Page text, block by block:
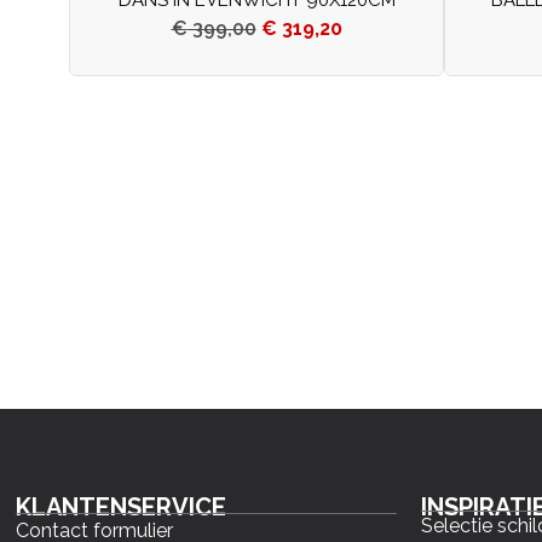
€399,00 € 319,20
KLANTENSERVICE
Contact formulier Selectie